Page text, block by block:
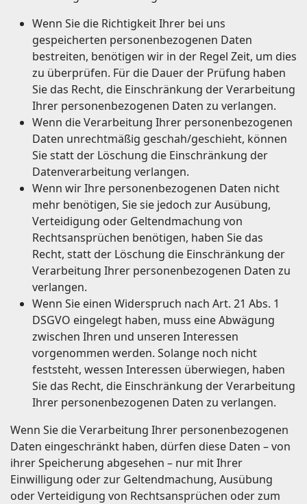
Wenn Sie die Richtigkeit Ihrer bei uns
gespeicherten personenbezogenen Daten
bestreiten, benötigen wir in der Regel Zeit, um dies
zu überprüfen. Für die Dauer der Prüfung haben
Sie das Recht, die Einschränkung der Verarbeitung
Ihrer personenbezogenen Daten zu verlangen.
Wenn die Verarbeitung Ihrer personenbezogenen
Daten unrechtmäßig geschah/geschieht, können
Sie statt der Löschung die Einschränkung der
Datenverarbeitung verlangen.
Wenn wir Ihre personenbezogenen Daten nicht
mehr benötigen, Sie sie jedoch zur Ausübung,
Verteidigung oder Geltendmachung von
Rechtsansprüchen benötigen, haben Sie das
Recht, statt der Löschung die Einschränkung der
Verarbeitung Ihrer personenbezogenen Daten zu
verlangen.
Wenn Sie einen Widerspruch nach Art. 21 Abs. 1
DSGVO eingelegt haben, muss eine Abwägung
zwischen Ihren und unseren Interessen
vorgenommen werden. Solange noch nicht
feststeht, wessen Interessen überwiegen, haben
Sie das Recht, die Einschränkung der Verarbeitung
Ihrer personenbezogenen Daten zu verlangen.
Wenn Sie die Verarbeitung Ihrer personenbezogenen
Daten eingeschränkt haben, dürfen diese Daten – von
ihrer Speicherung abgesehen – nur mit Ihrer
Einwilligung oder zur Geltendmachung, Ausübung
oder Verteidigung von Rechtsansprüchen oder zum